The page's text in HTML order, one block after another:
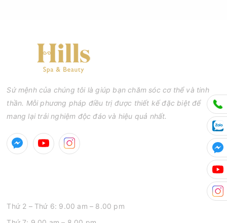
Sứ mệnh của chúng tôi là giúp bạn chăm sóc cơ thể và tinh
thần. Mỗi phương pháp điều trị được thiết kế đặc biệt để
mang lại trải nghiệm độc đáo và hiệu quả nhất.
Thứ 2 – Thứ 6: 9.00 am – 8.00 pm